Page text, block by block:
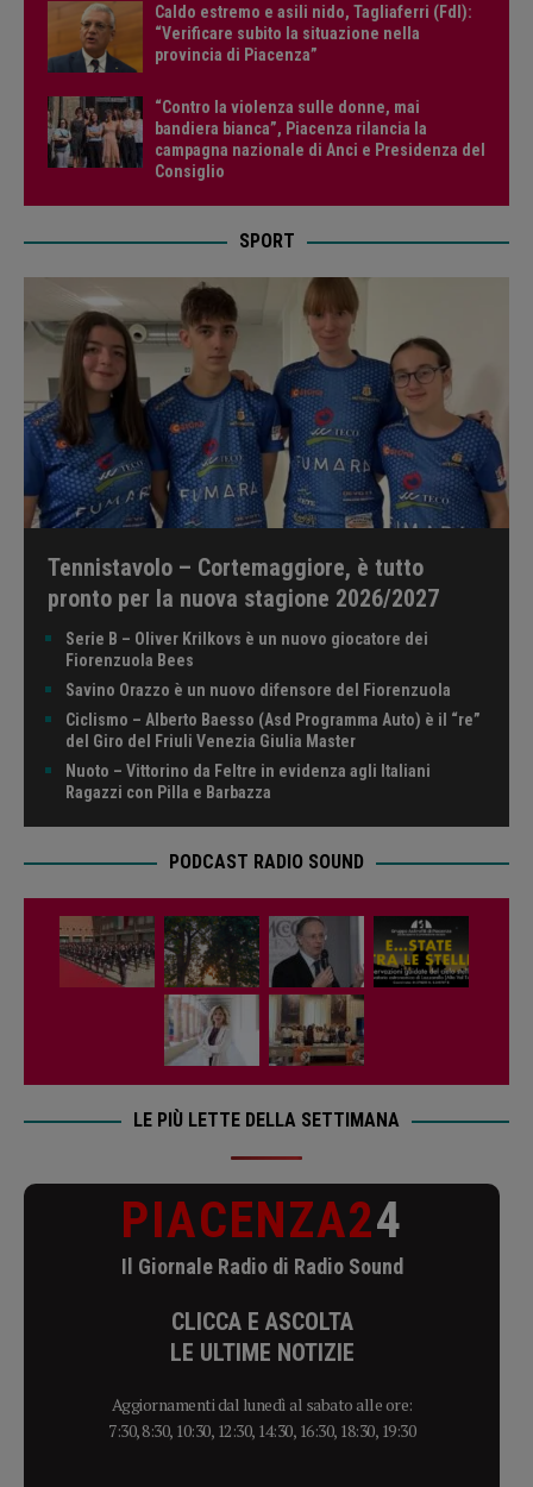
Caldo estremo e asili nido, Tagliaferri (FdI):
“Verificare subito la situazione nella
provincia di Piacenza”
“Contro la violenza sulle donne, mai
bandiera bianca”, Piacenza rilancia la
campagna nazionale di Anci e Presidenza del
Consiglio
SPORT
Tennistavolo – Cortemaggiore, è tutto
pronto per la nuova stagione 2026/2027
Serie B – Oliver Krilkovs è un nuovo giocatore dei
Fiorenzuola Bees
Savino Orazzo è un nuovo difensore del Fiorenzuola
Ciclismo – Alberto Baesso (Asd Programma Auto) è il “re”
del Giro del Friuli Venezia Giulia Master
Nuoto – Vittorino da Feltre in evidenza agli Italiani
Ragazzi con Pilla e Barbazza
PODCAST RADIO SOUND
LE PIÙ LETTE DELLA SETTIMANA
PIACENZA24
Il Giornale Radio di Radio Sound
CLICCA E ASCOLTA
LE ULTIME NOTIZIE
Aggiornamenti dal lunedì al sabato alle ore:
7:30, 8:30, 10:30, 12:30, 14:30, 16:30, 18:30, 19:30